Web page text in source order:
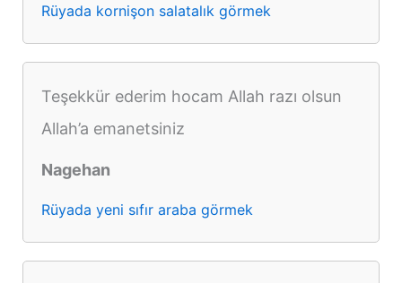
Rüyada kornişon salatalık görmek
Teşekkür ederim hocam Allah razı olsun
Allah’a emanetsiniz
Nagehan
Rüyada yeni sıfır araba görmek